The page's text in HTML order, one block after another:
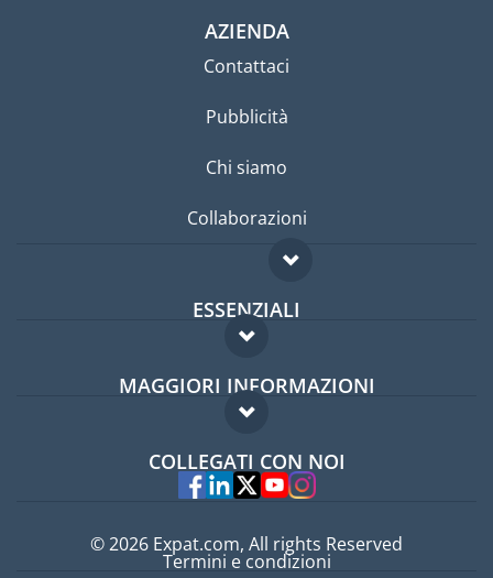
AZIENDA
Contattaci
Pubblicità
Chi siamo
Collaborazioni
ESSENZIALI
Forum per expat
Guida per expat
MAGGIORI INFORMAZIONI
Domande frequenti
Esperti
COLLEGATI CON NOI
© 2026 Expat.com, All rights Reserved
Termini e condizioni